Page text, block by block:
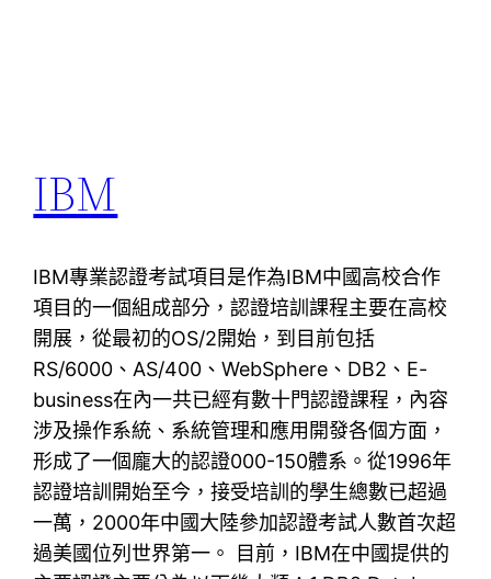
IBM
IBM專業認證考試項目是作為IBM中國高校合作
項目的一個組成部分，認證培訓課程主要在高校
開展，從最初的OS/2開始，到目前包括
RS/6000、AS/400、WebSphere、DB2、E-
business在內一共已經有數十門認證課程，內容
涉及操作系統、系統管理和應用開發各個方面，
形成了一個龐大的認證000-150體系。從1996年
認證培訓開始至今，接受培訓的學生總數已超過
一萬，2000年中國大陸參加認證考試人數首次超
過美國位列世界第一。 目前，IBM在中國提供的